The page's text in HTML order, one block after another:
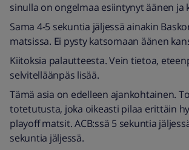
sinulla on ongelmaa esiintynyt äänen ja
Sama 4-5 sekuntia jäljessä ainakin
matsissa. Ei pysty katsomaan äänen
Kiitoksia palautteesta. Vein tietoa,
selvitelläänpäs lisää.
Tämä asia on edelleen ajankohtainen.
totetutusta, joka oikeasti pilaa erittäin
playoff matsit. ACB:ssä 5 sekuntia
sekuntia jäljessä.